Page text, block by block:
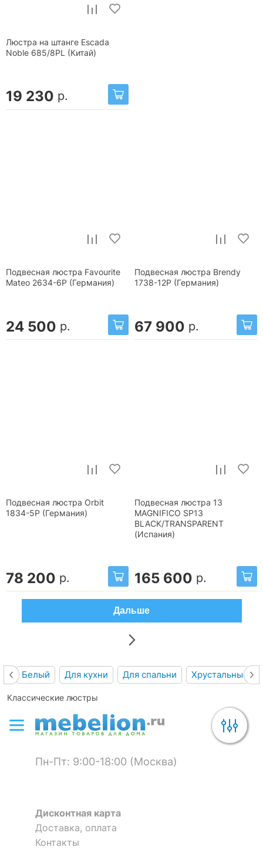
Люстра на штанге Escada
Noble 685/8PL (Китай)
19 230 р.
Подвесная люстра Favourite
Mateo 2634-6P (Германия)
24 500 р.
Подвесная люстра Brendy
1738-12P (Германия)
67 900 р.
Подвесная люстра Orbit
1834-5P (Германия)
78 200 р.
Подвесная люстра 13
MAGNIFICO SP13
BLACK/TRANSPARENT
(Испания)
165 600 р.
Дальше
Белый Для кухни Для спальни Хрустальные
Классические люстры
Пн-Пт: 9:00-18:00 (Москва)
Дисконтная карта
Доставка, оплата
Контакты